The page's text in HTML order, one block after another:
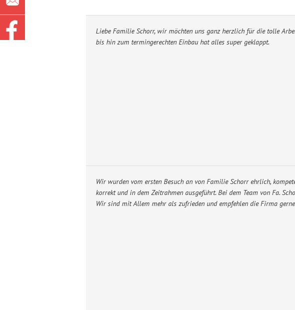
Liebe Familie Schorr, wir möchten uns ganz herzlich für die tolle
bis hin zum termingerechten Einbau hat alles super geklappt.
Wir wurden vom ersten Besuch an von Familie Schorr ehrlich,
korrekt und in dem Zeitrahmen ausgeführt. Bei dem Team von Fa.
Wir sind mit Allem mehr als zufrieden und empfehlen die Firma